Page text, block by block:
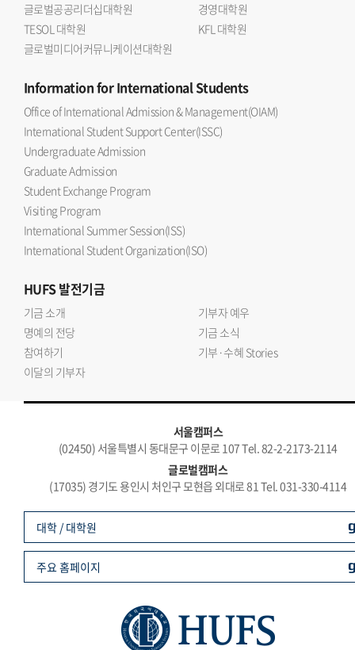
글로벌공공리더십대학원
경영대학원
TESOL 대학원
KFL 대학원
글로벌미디어커뮤니케이션대학원
Informationfor International Students
Office of International Admission & Management(OIAM)
International Student Support Center(ISSC)
Undergraduate Admission
Graduate Admission
Student Exchange Program
Visiting Program
International Summer Session(ISS)
International Student Organization(ISO)
HUFS발전기금
기금 소개
기부자 예우
명예의 전당
기금 소식
참여하기
기부·수혜 Stories
이달의 기부자
서울캠퍼스
(02450) 서울특별시 동대문구 이문로 107 Tel. 82-2-2173-2114
글로벌캠퍼스
(17035) 경기도 용인시 처인구 모현읍 외대로 81 Tel. 031-330-4114
대학 / 대학원
주요 홈페이지